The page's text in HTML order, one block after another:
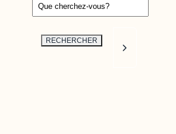
RECHERCHER